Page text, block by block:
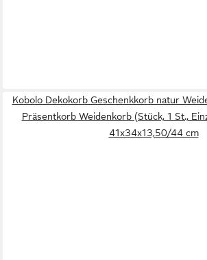
Kobolo Dekokorb Geschenkkorb natur
Präsentkorb Weidenkorb (Stück, 1 St.,
41x34x13,50/44 cm